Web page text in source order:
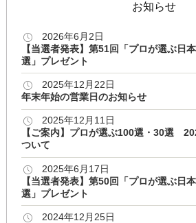
お知らせ
2026年6月2日
【当選者発表】第51回「プロが選ぶ日
選」プレゼント
2025年12月22日
年末年始の営業日のお知らせ
2025年12月11日
【ご案内】プロが選ぶ100選・30選
ついて
2025年6月17日
【当選者発表】第50回「プロが選ぶ日
選」プレゼント
2024年12月25日